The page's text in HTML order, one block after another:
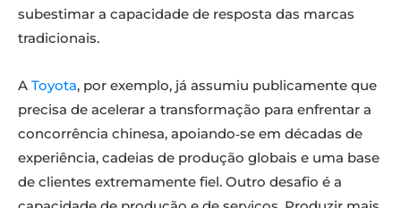
subestimar a capacidade de resposta das marcas
tradicionais.
A Toyota, por exemplo, já assumiu publicamente que
precisa de acelerar a transformação para enfrentar a
concorrência chinesa, apoiando‑se em décadas de
experiência, cadeias de produção globais e uma base
de clientes extremamente fiel. Outro desafio é a